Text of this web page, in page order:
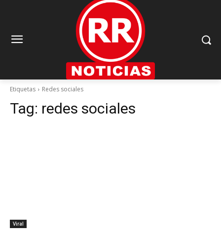
Etiquetas Redes sociales
Tag: redes sociales
Viral